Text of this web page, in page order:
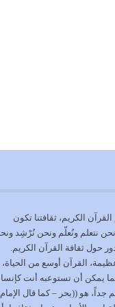
الكريم، ثقافتنا تكون
ونحن نتعلم ونُعلّم ونحن نُرْشِد
حول ثقافة القرآن الكريم.
القرآن أوسع من الحياة،
يمكن أن تستوعبه أنت
هو ((بحر – كما قال الإمام